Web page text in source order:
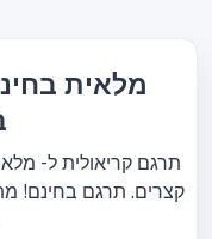
תרגם קריאולית ל-
קצרים. תרגם בחינם!